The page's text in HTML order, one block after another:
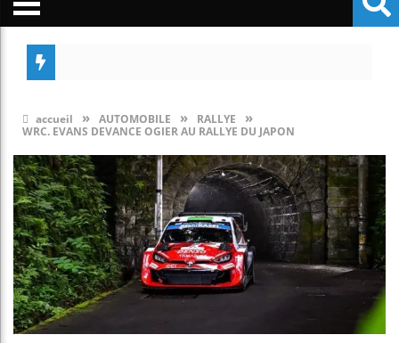
accueil » AUTOMOBILE » RALLYE »
WRC. EVANS DEVANCE OGIER AU RALLYE DU JAPON